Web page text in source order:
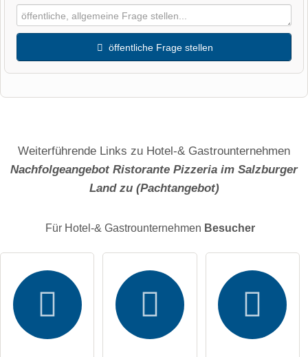
öffentliche Frage stellen
E-Mail-Adresse (wird nicht veröffentlicht)
Hiermit akzeptiere ich die AGB
Die Datenschutzerklärung habe ich zur Kenntnis genommen.
öffentliche Frage stellen Abbrechen
Weiterführende Links zu Hotel-& Gastrounternehmen
Nachfolgeangebot Ristorante Pizzeria im Salzburger
Land zu (Pachtangebot)
Für Hotel-& Gastrounternehmen Besucher